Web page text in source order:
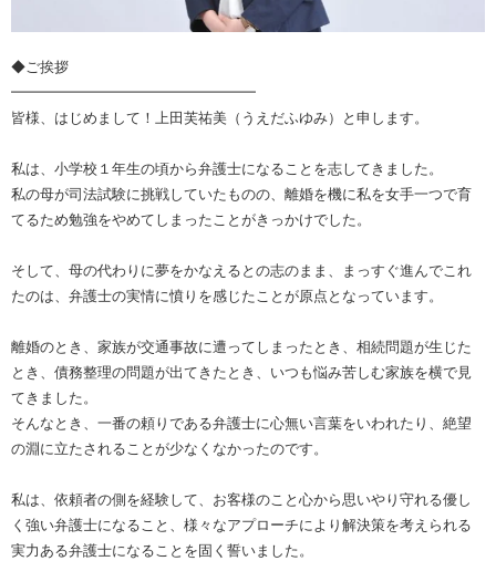
◆ご挨拶
━━━━━━━━━━━━━━━━━
皆様、はじめまして！上田芙祐美（うえだふゆみ）と申します。
私は、小学校１年生の頃から弁護士になることを志してきました。
私の母が司法試験に挑戦していたものの、離婚を機に私を女手一つで育
てるため勉強をやめてしまったことがきっかけでした。
そして、母の代わりに夢をかなえるとの志のまま、まっすぐ進んでこれ
たのは、弁護士の実情に憤りを感じたことが原点となっています。
離婚のとき、家族が交通事故に遭ってしまったとき、相続問題が生じた
とき、債務整理の問題が出てきたとき、いつも悩み苦しむ家族を横で見
てきました。
そんなとき、一番の頼りである弁護士に心無い言葉をいわれたり、絶望
の淵に立たされることが少なくなかったのです。
私は、依頼者の側を経験して、お客様のこと心から思いやり守れる優し
く強い弁護士になること、様々なアプローチにより解決策を考えられる
実力ある弁護士になることを固く誓いました。